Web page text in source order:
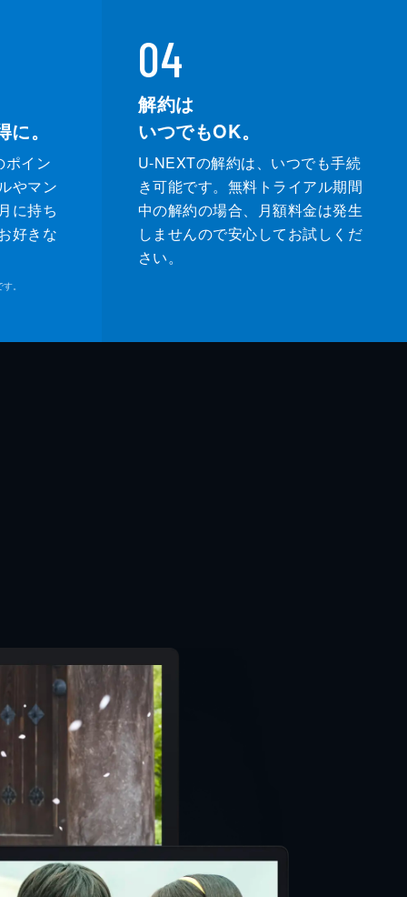
。
ポイン
やマン
に持ち
好きな
。
04
解約は
いつでもOK。
U-NEXTの解約は、いつでも手続
き可能です。無料トライアル期間
中の解約の場合、月額料金は発生
しませんので安心してお試しくだ
さい。